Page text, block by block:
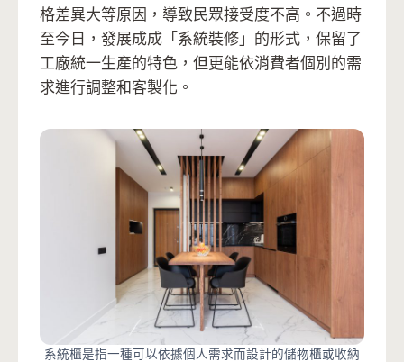
格差異大等原因，導致民眾接受度不高。不過時
至今日，發展成成「系統裝修」的形式，保留了
工廠統一生產的特色，但更能依消費者個別的需
求進行調整和客製化。
系統櫃是指一種可以依據個人需求而設計的儲物櫃或收納